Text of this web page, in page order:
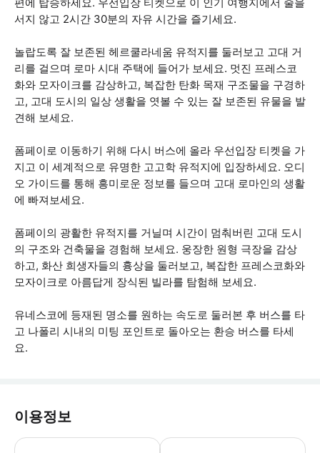
서지 않고 2시간 30분의 자유 시간을 즐기세요.
놀랍도록 잘 보존된 헤르쿨라네움 유적지를 둘러보고 고대 거
리를 걸으며 로마 시대 주택에 들어가 보세요. 멋진 프레스코
화와 모자이크를 감상하고, 복잡한 탄화 목재 구조물을 구경하
고, 고대 도시의 일상 생활을 엿볼 수 있는 잘 보존된 유물을 발
견해 보세요.
폼페이로 이동하기 위해 다시 버스에 올라 우선입장 티켓을 가
지고 이 세계적으로 유명한 고고학 유적지에 입장하세요. 오디
오 가이드를 통해 흥미로운 정보를 들으며 고대 로마인의 생활
에 빠져보세요.
폼페이의 광활한 유적지를 거닐며 시간이 멈춰버린 고대 도시
의 구조와 건축물을 경험해 보세요. 웅장한 원형 극장을 감상
하고, 화산 희생자들의 흉상을 둘러보고, 복잡한 프레스코화와
모자이크로 아름답게 장식된 빌라를 탐험해 보세요.
유네스코에 등재된 명소를 원하는 속도로 둘러본 후 버스를 타
고 나폴리 시내의 미팅 포인트로 돌아오는 환승 버스를 타세
요.
이용정보
오디오 가이드를 대여하려면 유효한